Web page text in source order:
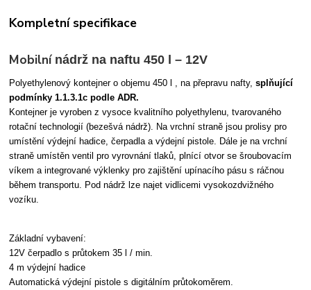
Kompletní specifikace
Mobilnínádrž na naftu 450 l – 12V
Polyethylenový kontejner o objemu 450 l , na přepravu nafty,splňující
podmínky 1.1.3.1c podle ADR.
Kontejner je vyroben z vysoce kvalitního polyethylenu, tvarovaného
rotační technologií (bezešvá nádrž). Na vrchní straně jsou prolisy pro
umístění výdejní hadice, čerpadla a výdejní pistole. Dále je na vrchní
straně umístěn ventil pro vyrovnání tlaků, plnící otvor se šroubovacím
víkem a integrované výklenky pro zajištění upínacího pásu s ráčnou
během transportu. Pod nádrž lze najet vidlicemi vysokozdvižného
vozíku.
Základní vybavení:
12V čerpadlo s průtokem 35 l / min.
4 m výdejní hadice
Automatická výdejní pistole s digitálním průtokoměrem.